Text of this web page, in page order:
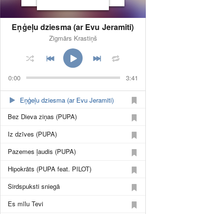
Eņģeļu dziesma (ar Evu Jeramiti)
Zigmārs Krastiņš
0:00 3:41
Eņģeļu dziesma (ar Evu Jeramiti)
Bez Dieva ziņas (PUPA)
Iz dzīves (PUPA)
Pazemes ļaudis (PUPA)
Hipokrāts (PUPA feat. PILOT)
Sirdspuksti sniegā
Es mīlu Tevi